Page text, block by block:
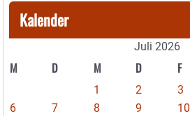
Kalender
Juli 2026
M D M D F
1 2 3
6
7 8 9 10